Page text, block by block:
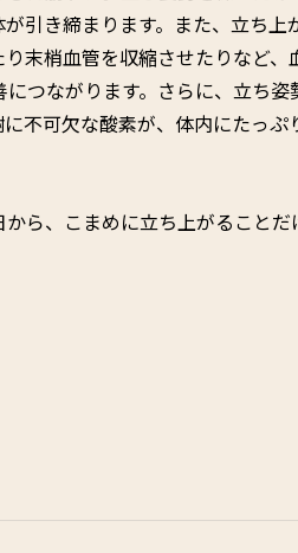
引き締まります。また、立ち上
末梢血管を収縮させたりなど、
つながります。さらに、立ち姿
不可欠な酸素が、体内にたっぷ
ら、こまめに立ち上がることだ